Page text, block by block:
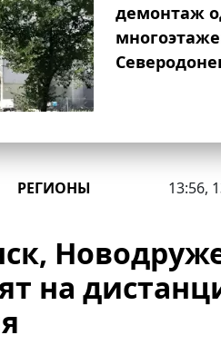
демонтаж
РЕГИОНЫ 13:56,
на